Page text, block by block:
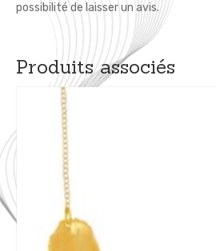
possibilité de laisser un avis.
Produits associés